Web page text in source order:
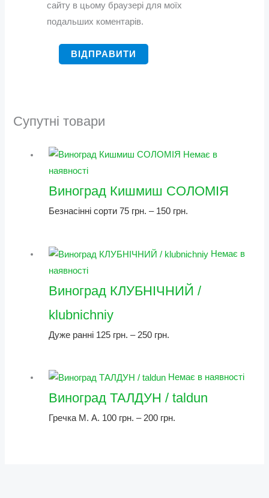
сайту в цьому браузері для моїх
подальших коментарів.
Супутні товари
Немає в
наявності
Виноград Кишмиш СОЛОМІЯ
Безнасінні сорти 75 грн. – 150 грн.
Немає в
наявності
Виноград КЛУБНІЧНИЙ /
klubnichniy
Дуже ранні 125 грн. – 250 грн.
Немає в наявності
Виноград ТАЛДУН / taldun
Гречка М. А. 100 грн. – 200 грн.